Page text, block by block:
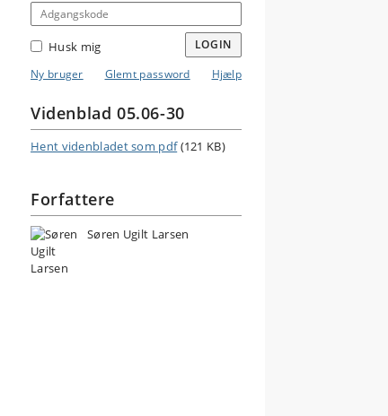
Adgangskode
Husk mig
LOGIN
Ny bruger
Glemt password Hjælp
Videnblad 05.06-30
Hent videnbladet som pdf (121 KB)
Forfattere
Søren Ugilt Larsen